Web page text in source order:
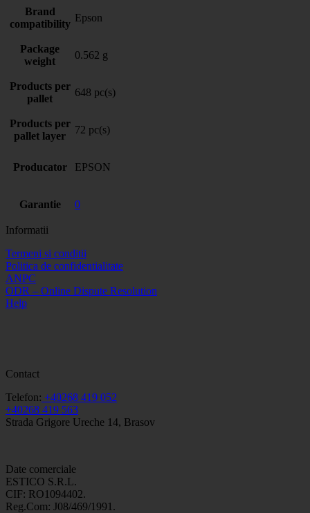
Brand
compatibility
Epson
Package
weight
0.562 g
Products per
pallet
648 pc(s)
Products per
pallet layer
72 pc(s)
Producator EPSON
Garantie 0
Informatii
Termeni si conditii
Politica de confidentialitate
ANPC
ODR – Online Dispute Resolution
Help
Contact
Telefon: +40268 419 052
+40268 419 563
Strada Grigore Ureche 14, Brasov
Date comerciale
ESTICO S.R.L.
CIF: RO1094402.
Reg.Com: J08/469/1991.